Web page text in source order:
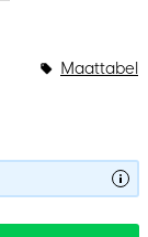
Maattabel